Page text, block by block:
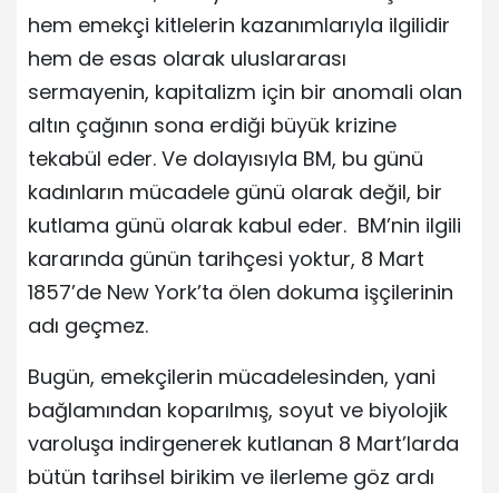
hem emekçi kitlelerin kazanımlarıyla ilgilidir
hem de esas olarak uluslararası
sermayenin, kapitalizm için bir anomali olan
altın çağının sona erdiği büyük krizine
tekabül eder. Ve dolayısıyla BM, bu günü
kadınların mücadele günü olarak değil, bir
kutlama günü olarak kabul eder. BM’nin ilgili
kararında günün tarihçesi yoktur, 8 Mart
1857’de New York’ta ölen dokuma işçilerinin
adı geçmez.
Bugün, emekçilerin mücadelesinden, yani
bağlamından koparılmış, soyut ve biyolojik
varoluşa indirgenerek kutlanan 8 Mart’larda
bütün tarihsel birikim ve ilerleme göz ardı